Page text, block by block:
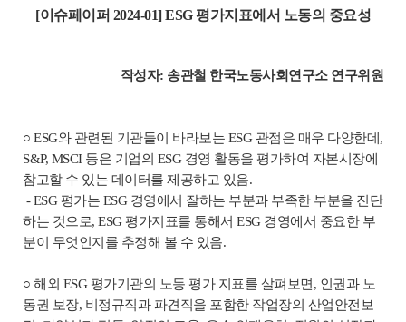
[이슈페이퍼 2024-01] ESG 평가지표에서 노동의 중요성
작성자: 송관철 한국노동사회연구소 연구위원
○ ESG와 관련된 기관들이 바라보는 ESG 관점은 매우 다양한데,
S&P, MSCI 등은 기업의 ESG 경영 활동을 평가하여 자본시장에
참고할 수 있는 데이터를 제공하고 있음.
- ESG 평가는 ESG 경영에서 잘하는 부분과 부족한 부분을 진단
하는 것으로, ESG 평가지표를 통해서 ESG 경영에서 중요한 부
분이 무엇인지를 추정해 볼 수 있음.
○ 해외 ESG 평가기관의 노동 평가 지표를 살펴보면, 인권과 노
동권 보장, 비정규직과 파견직을 포함한 작업장의 산업안전보